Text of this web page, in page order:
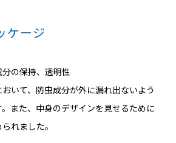
ケージ
の保持、透明性
いて、防虫成分が外に漏れ出ないよう
また、中身のデザインを見せるために
れました。